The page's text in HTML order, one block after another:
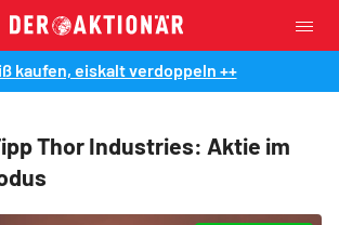
kaufen, eiskalt verdoppeln ++
Thor Industries: Aktie im